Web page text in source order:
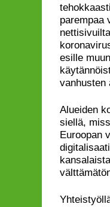
parempaa
esille
vanhusten
Alueiden
siellä,
Euroopan